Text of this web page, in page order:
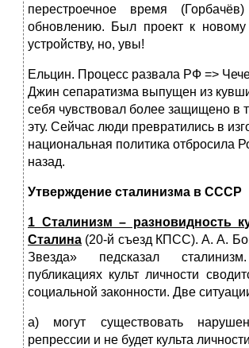
перестроечное время
обновлению. Был проект к
устройству, но, увы!
Ельцин. Процесс развала РФ =>
Джин сепаратизма выпущен из
себя чувствовал более защищено в
эту. Сейчас люди превратились в
национальная политика отбросила
назад.
Утверждение сталинизма в СССР
1 Сталинизм – разновидность
Сталина (20-й съезд КПСС). А. А.
Звезда» педсказал
публикациях культ личности
социальной законности. Две
а) могут существовать
репрессии и не будет культа личности